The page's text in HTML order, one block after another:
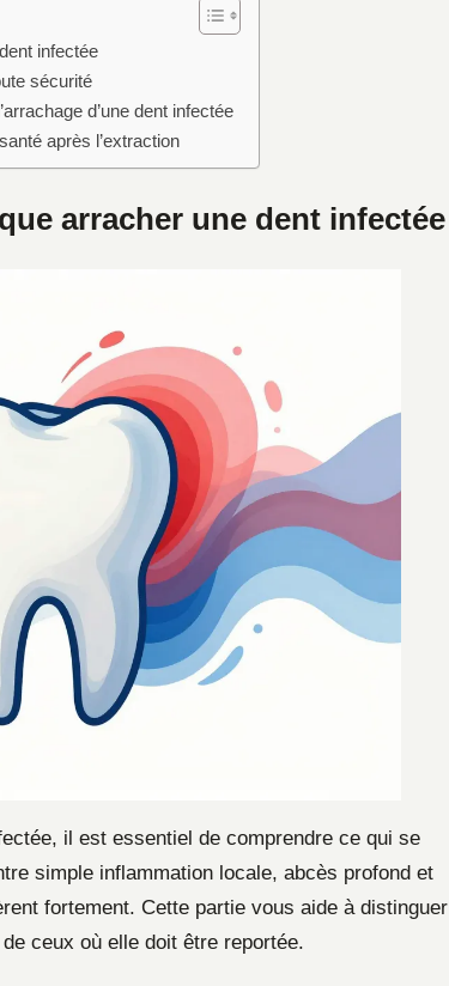
infectée
sécurité
d’une dent infectée
après l’extraction
arracher une dent infectée
il est essentiel de comprendre ce qui se
simple inflammation locale, abcès profond et
fortement. Cette partie vous aide à distinguer
ceux où elle doit être reportée.